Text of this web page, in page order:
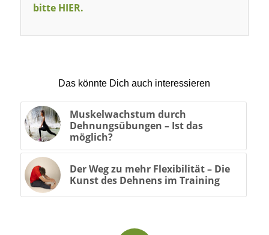
bitte HIER.
Das könnte Dich auch interessieren
Muskelwachstum durch
Dehnungsübungen – Ist das
möglich?
Der Weg zu mehr Flexibilität – Die
Kunst des Dehnens im Training